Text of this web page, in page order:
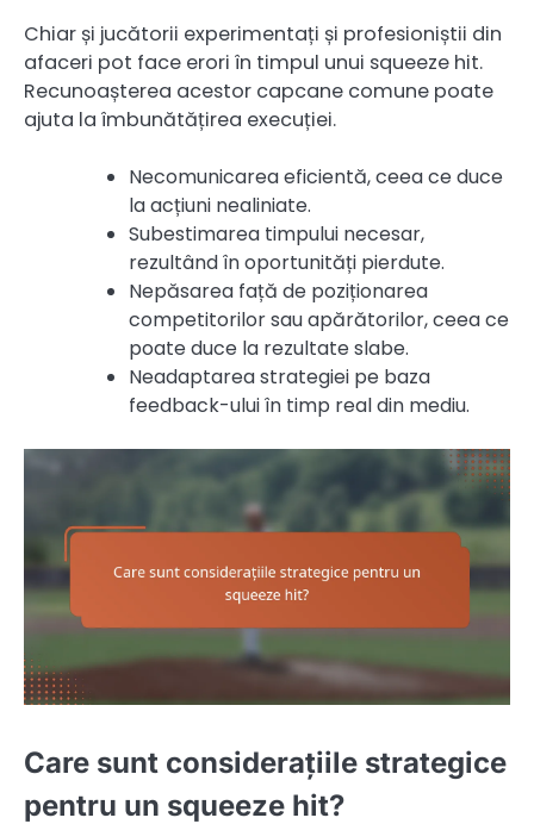
Chiar și jucătorii experimentați și profesioniștii din
afaceri pot face erori în timpul unui squeeze hit.
Recunoașterea acestor capcane comune poate
ajuta la îmbunătățirea execuției.
Necomunicarea eficientă, ceea ce duce
la acțiuni nealiniate.
Subestimarea timpului necesar,
rezultând în oportunități pierdute.
Nepăsarea față de poziționarea
competitorilor sau apărătorilor, ceea ce
poate duce la rezultate slabe.
Neadaptarea strategiei pe baza
feedback-ului în timp real din mediu.
Care sunt considerațiile strategice
pentru un squeeze hit?